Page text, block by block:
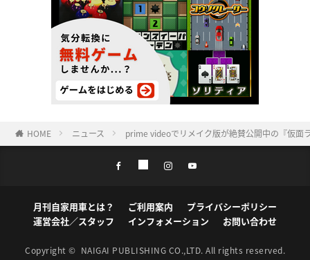
HOME ニュース prime videoでリメイク版が絶賛公開中の『仮面
月刊自家用車とは？ ご利用案内
プライバシーポリシー
運営会社／スタッフ
インフォメーション お問い合わせ
Copyright © NAIGAI PUBLISHING CO.,LTD. All rights reserved.